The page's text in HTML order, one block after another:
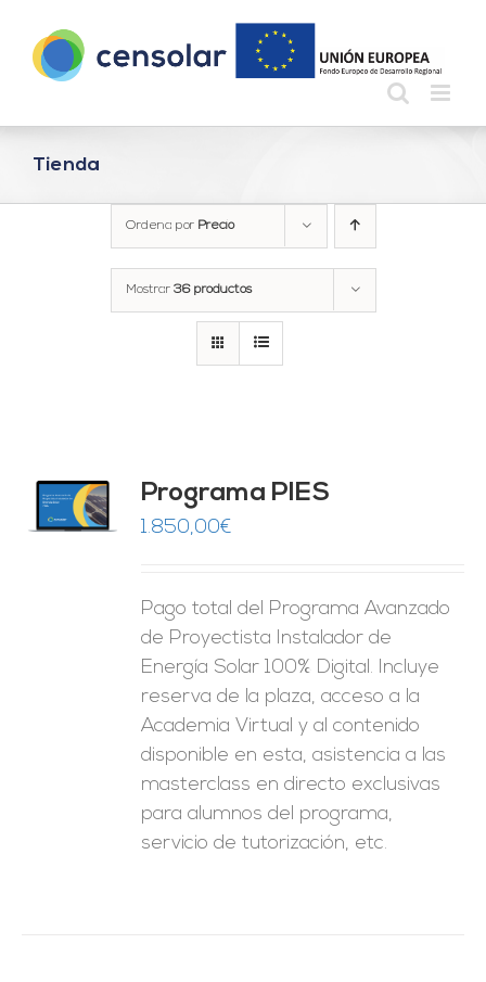
contenido
Tienda
Ordena por Precio
Mostrar 36 productos
Programa PIES
1.850,00€
Pago total del Programa Avanzado
de Proyectista Instalador de
Energía Solar 100% Digital. Incluye
reserva de la plaza, acceso a la
Academia Virtual y al contenido
disponible en esta, asistencia a las
masterclass en directo exclusivas
para alumnos del programa,
servicio de tutorización, etc.